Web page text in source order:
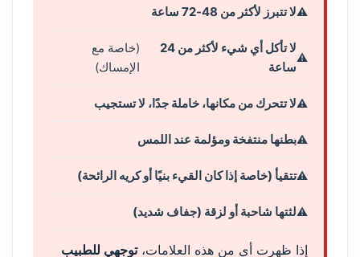
لا تتبرز لأكثر من 48-72 ساعة
لا تأكل أي شيء لأكثر من 24
ساعة
(خاصة مع
الإمساك)
لا تتحرك من مكانها، خاملة جدًا، لا تستجيب
بطنها منتفخة ومؤلمة عند اللمس
تتقيأ (خاصة إذا كان القيء بنيًا أو كريه الرائحة)
لثتها شاحبة أو لزقة (جفاف شديد)
إذا ظهرت أي من هذه العلامات،توجهي للطبيب